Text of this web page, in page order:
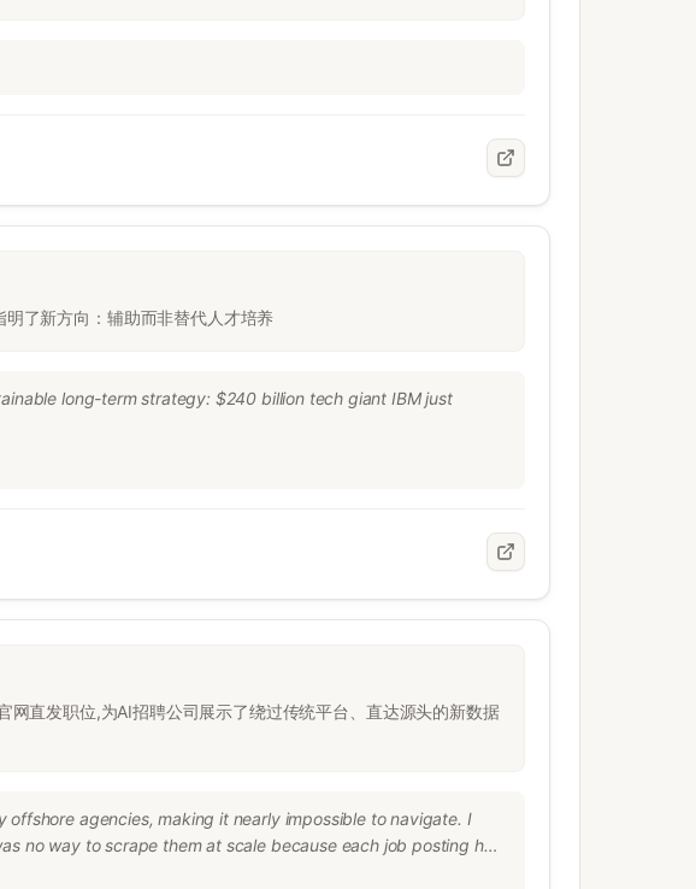
了新方向：辅助而非替代人才培养
long-term strategy: $240 billion tech giant IBM just
now be automated, IBM has since rewritten its roles across
coding—and more on interacting with customers, and HR
直发职位,为AI招聘公司展示了绕过传统平台、直达源头的新数据
agencies, making it nearly impossible to navigate. I
no way to scrape them at scale because each job posting has